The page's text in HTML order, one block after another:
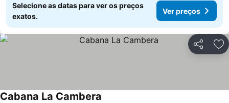
Selecione as datas para ver os preços
exatos.
Ver preços
Partilhar
Cabana La Cambera